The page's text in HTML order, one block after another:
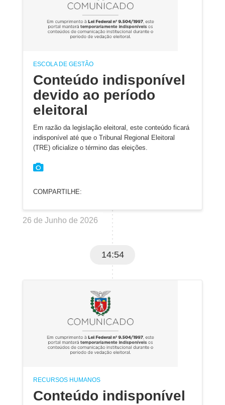
ESCOLA DE GESTÃO
Conteúdo indisponível
devido ao período
eleitoral
Em razão da legislação eleitoral, este conteúdo ficará
indisponível até que o Tribunal Regional Eleitoral
(TRE) oficialize o término das eleições.
COMPARTILHE:
26 de Junho de 2026
14:54
RECURSOS HUMANOS
Conteúdo indisponível